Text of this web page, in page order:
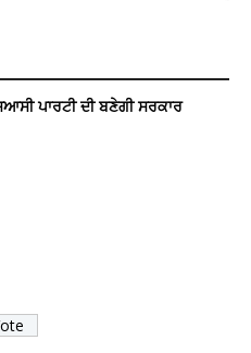
ਪਾਰਟੀ ਦੀ ਬਣੇਗੀ ਸਰਕਾਰ